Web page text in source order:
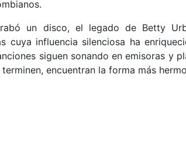
un disco, el legado de Betty
cuya influencia silenciosa ha
siguen sonando en emisoras y
encuentran la forma más